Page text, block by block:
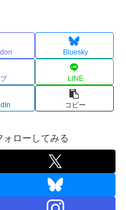
Bluesky
LINE
コピー
ォローしてみる